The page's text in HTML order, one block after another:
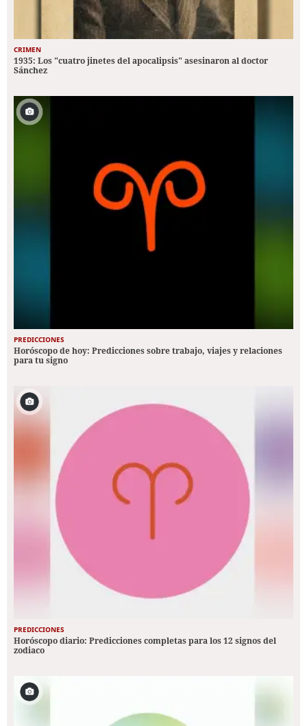
CRIMEN
1935: Los "cuatro jinetes del apocalipsis" asesinaron al doctor
Sánchez
PREDICCIONES
Horóscopo de hoy: Predicciones sobre trabajo, viajes y relaciones
para tu signo
PREDICCIONES
Horóscopo diario: Predicciones completas para los 12 signos del
zodiaco